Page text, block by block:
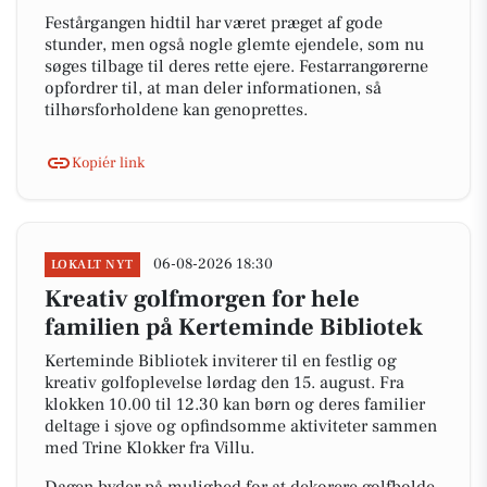
Festårgangen hidtil har været præget af gode
stunder, men også nogle glemte ejendele, som nu
søges tilbage til deres rette ejere. Festarrangørerne
opfordrer til, at man deler informationen, så
tilhørsforholdene kan genoprettes.
Kopiér link
LOKALT NYT 06-08-2026 18:30
Kreativ golfmorgen for hele
familien på Kerteminde Bibliotek
Kerteminde Bibliotek inviterer til en festlig og
kreativ golfoplevelse lørdag den 15. august. Fra
klokken 10.00 til 12.30 kan børn og deres familier
deltage i sjove og opfindsomme aktiviteter sammen
med Trine Klokker fra Villu.